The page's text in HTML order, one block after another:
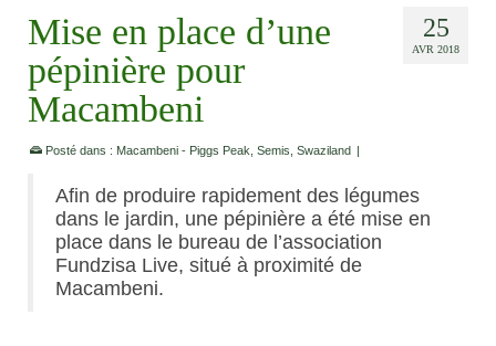
25
AVR 2018
Mise en place d’une
pépinière pour
Macambeni
Posté dans : Macambeni - Piggs Peak Semis Swaziland |
Afin de produire rapidement des légumes
dans le jardin, une pépinière a été mise en
place dans le bureau de l’association
Fundzisa Live, situé à proximité de
Macambeni.